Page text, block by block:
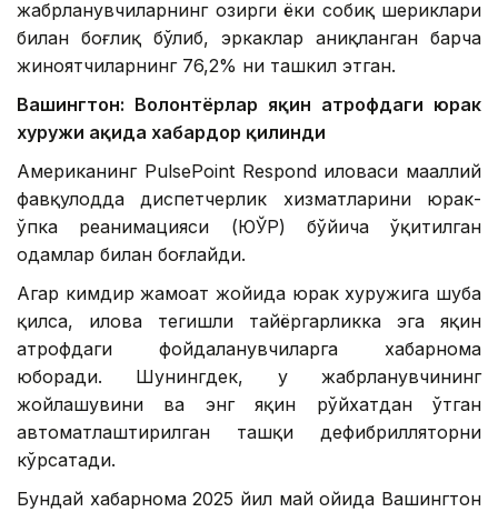
жабрланувчиларнинг ҳозирги ёки собиқ шериклари
билан боғлиқ бўлиб, эркаклар аниқланган барча
жиноятчиларнинг 76,2% ни ташкил этган.
Вашингтон: Волонтёрлар яқин атрофдаги юрак
хуружи ҳақида хабардор қилинди
Американинг PulsePoint Respond иловаси маҳаллий
фавқулодда диспетчерлик хизматларини юрак-
ўпка реанимацияси (ЮЎР) бўйича ўқитилган
одамлар билан боғлайди.
Агар кимдир жамоат жойида юрак хуружига шубҳа
қилса, илова тегишли тайёргарликка эга яқин
атрофдаги фойдаланувчиларга хабарнома
юборади. Шунингдек, у жабрланувчининг
жойлашувини ва энг яқин рўйхатдан ўтган
автоматлаштирилган ташқи дефибрилляторни
кўрсатади.
Бундай хабарнома 2025 йил май ойида Вашингтон